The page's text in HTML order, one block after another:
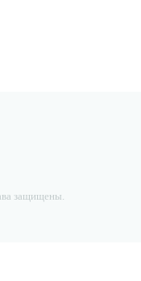
защищены.